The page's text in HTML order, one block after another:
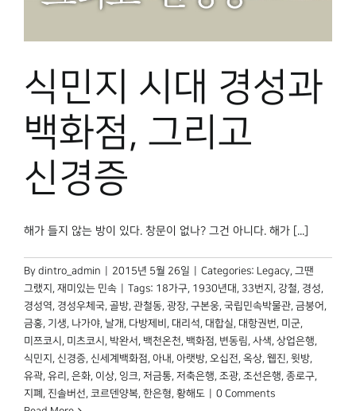
식민지 시대 경성과
백화점, 그리고
신경증
해가 들지 않는 방이 있다. 창문이 없나? 그건 아니다. 해가 [...]
By dintro_admin 2015년 5월 26일 Categories: Legacy, 그땐
그랬지 , 재미있는 민속 Tags: 18가구, 1930년대 , 33번지 , 강철, 경성,
경성역, 경성우체국, 골방, 관철동, 광장, 구본웅, 국립민속박물관, 금붕어 ,
금홍, 기생, 나가야, 날개 , 다방제비 , 대리석, 대합실, 대항권번, 미군,
미쯔코시 , 미츠코시 , 박완서 , 백천온천, 백화점, 변동림, 사색, 상업은행,
식민지 , 신경증, 신세계백화점, 아내 , 아랫방, 오십전, 옥상, 웹진, 윗방,
유곽, 유리 , 은화, 이상, 잉크, 저금통, 저축은행, 조광, 조선은행, 종로구,
지폐 , 진솔버선, 코르덴양복, 한은형, 황해도
0 Comments